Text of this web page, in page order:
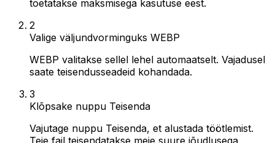
toetatakse maksmisega kasutuse eest.
2
Valige väljundvorminguks WEBP
WEBP valitakse sellel lehel automaatselt. Vajadusel
saate teisendusseadeid kohandada.
3
Klõpsake nuppu Teisenda
Vajutage nuppu Teisenda, et alustada töötlemist.
Teie fail teisendatakse meie suure jõudlusega